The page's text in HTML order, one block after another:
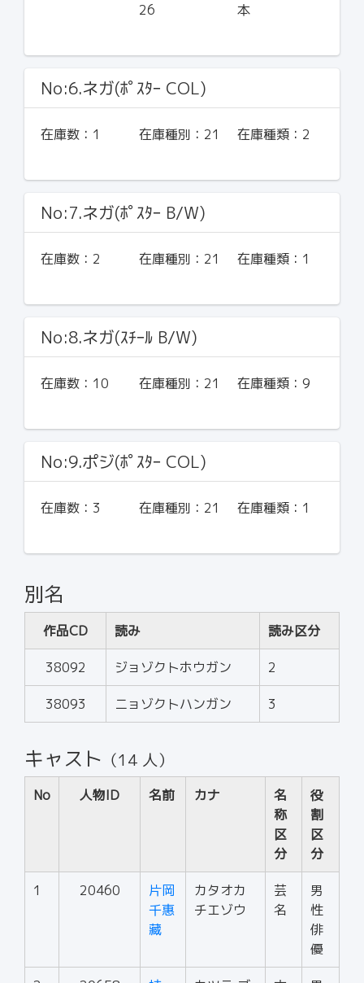
26
本
No:6.ネガ(ﾎﾟｽﾀｰ COL)
在庫数： 1 在庫種別： 21 在庫種類： 2
No:7.ネガ(ﾎﾟｽﾀｰ B/W)
在庫数： 2 在庫種別： 21 在庫種類： 1
No:8.ネガ(ｽﾁｰﾙ B/W)
在庫数： 10 在庫種別： 21 在庫種類： 9
No:9.ポジ(ﾎﾟｽﾀｰ COL)
在庫数： 3 在庫種別： 21 在庫種類： 1
別名
作品CD 読み 読み区分
38092 ジョゾクトホウガン 2
38093 ニョゾクトハンガン 3
キャスト （14 人）
No 人物ID 名前 カナ
名
称
区
分
役
割
区
分
1 20460
片岡
千惠
藏
カタオカ
チエゾウ
芸
名
男
性
俳
優